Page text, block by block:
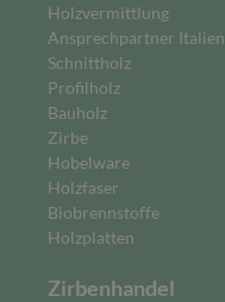
Holzvermittlung
Ansprechpartner Italien
Schnittholz
Profilholz
Bauholz
Zirbe
Hobelware
Holzfaser
Biobrennstoffe
Holzplatten
Zirbenhandel